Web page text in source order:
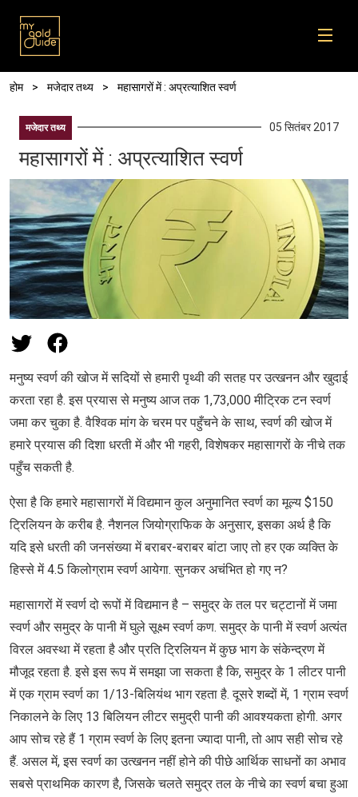
पग चिन्ह
होम मजेदार तथ्य महासागरों में : अप्रत्याशित स्वर्ण
मजेदार तथ्य 05 सितंबर 2017
महासागरों में : अप्रत्याशित स्वर्ण
मनुष्य स्वर्ण की खोज में सदियों से हमारी पृथ्वी की सतह पर उत्खनन और खुदाई
करता रहा है. इस प्रयास से मनुष्य आज तक 1,73,000 मीट्रिक टन स्वर्ण
जमा कर चुका है. वैश्विक मांग के चरम पर पहुँचने के साथ, स्वर्ण की खोज में
हमारे प्रयास की दिशा धरती में और भी गहरी, विशेषकर महासागरों के नीचे तक
पहुँच सकती है.
ऐसा है कि हमारे महासागरों में विद्यमान कुल अनुमानित स्वर्ण का मूल्य $150
ट्रिलियन के करीब है. नैशनल जियोग्राफिक के अनुसार, इसका अर्थ है कि
यदि इसे धरती की जनसंख्या में बराबर-बराबर बांटा जाए तो हर एक व्यक्ति के
हिस्से में 4.5 किलोग्राम स्वर्ण आयेगा. सुनकर अचंभित हो गए न?
महासागरों में स्वर्ण दो रूपों में विद्यमान है – समुद्र के तल पर चट्टानों में जमा
स्वर्ण और समुद्र के पानी में घुले सूक्ष्म स्वर्ण कण. समुद्र के पानी में स्वर्ण अत्यंत
विरल अवस्था में रहता है और प्रति ट्रिलियन में कुछ भाग के संकेन्द्रण में
मौजूद रहता है. इसे इस रूप में समझा जा सकता है कि, समुद्र के 1 लीटर पानी
में एक ग्राम स्वर्ण का 1/13-बिलियंथ भाग रहता है. दूसरे शब्दों में, 1 ग्राम स्वर्ण
निकालने के लिए 13 बिलियन लीटर समुद्री पानी की आवश्यकता होगी. अगर
आप सोच रहे हैं 1 ग्राम स्वर्ण के लिए इतना ज्यादा पानी, तो आप सही सोच रहे
हैं. असल में, इस स्वर्ण का उत्खनन नहीं होने की पीछे आर्थिक साधनों का अभाव
सबसे प्राथमिक कारण है, जिसके चलते समुद्र तल के नीचे का स्वर्ण बचा हुआ